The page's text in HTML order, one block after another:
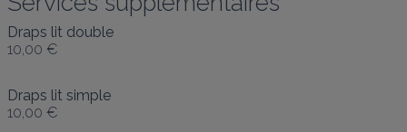
Draps lit double
10,00 €
Draps lit simple
10,00 €